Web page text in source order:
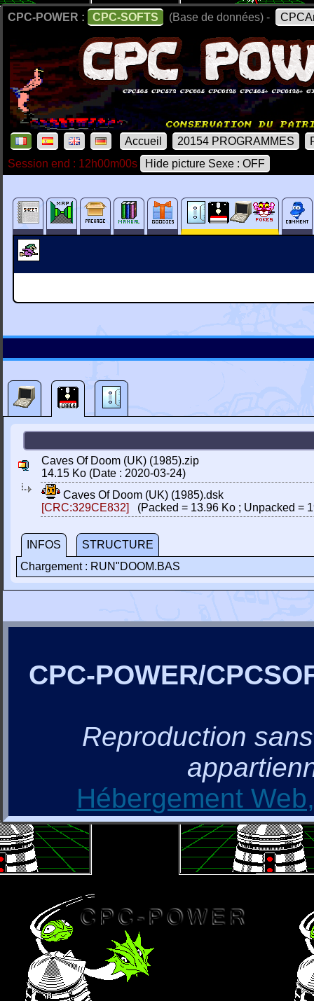
CPC-POWER : CPC-SOFTS (Base de données) -
Accueil 20154 PROGRAMMES
Session end : 12h00m00s
Hide picture Sexe : OFF
Caves Of Doom (UK) (1985).zip
14.15 Ko (Date : 2020-03-24)
Caves Of Doom (UK) (1985).dsk
[CRC:329CE832]
(Packed = 13.96 Ko ; Unpacked =
INFOS
STRUCTURE
Chargement : RUN"DOOM.BAS
CPC-POWER/
Reproduction
Hébergement